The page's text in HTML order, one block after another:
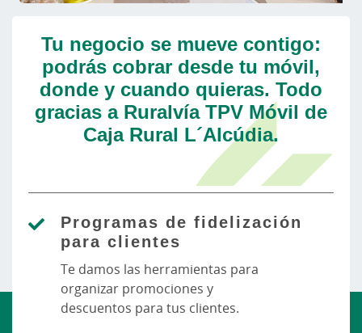
Tu negocio se mueve contigo:
podrás cobrar desde tu móvil,
donde y cuando quieras. Todo
gracias a Ruralvía TPV Móvil de
Caja Rural L´Alcúdia.
Programas de fidelización
para clientes
Te damos las herramientas para
organizar promociones y
descuentos para tus clientes.